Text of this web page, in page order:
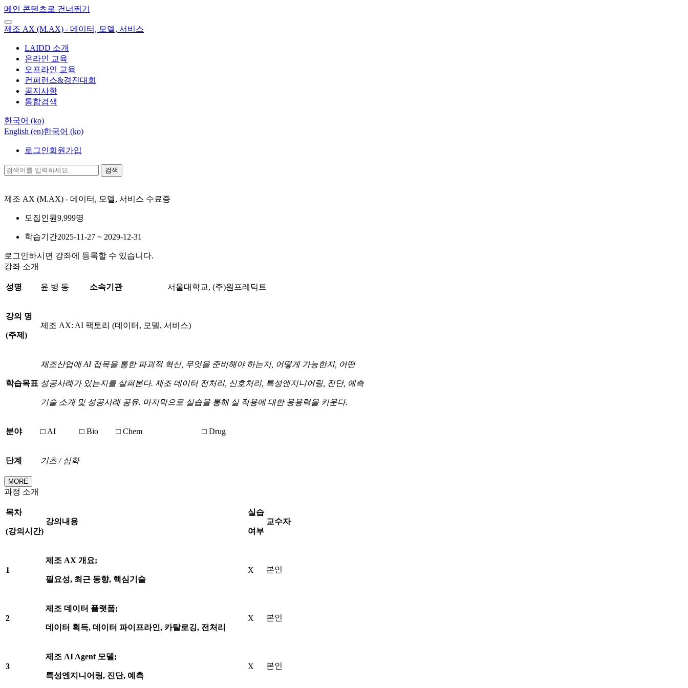
메인 콘텐츠로 건너뛰기
제조 AX (M.AX) - 데이터, 모델, 서비스
LAIDD 소개
온라인 교육
오프라인 교육
컨퍼런스&경진대회
공지사항
통합검색
한국어 ‎(ko)‎
English ‎(en)‎한국어 ‎(ko)‎
로그인회원가입
검색
제조 AX (M.AX) - 데이터, 모델, 서비스 수료증
모집인원9,999명
학습기간2025-11-27 ~ 2029-12-31
로그인하시면 강좌에 등록할 수 있습니다.
강좌 소개
성명 윤 병 동 소속기관 서울대학교, (주)원프레딕트
강의 명
(주제 )
제조 AX: AI 팩토리 (데이터, 모델, 서비스)
학습목표
제조산업에AI 접목을 통한 파괴적 혁신, 무엇을 준비해야 하는지, 어떻게 가능한지, 어떤
성공사례가 있는지를 살펴본다. 제조 데이터 전처리, 신호처리, 특성엔지니어링, 진단, 예측
기술 소개 및 성공사례 공유. 마지막으로 실습을 통해 실 적용에 대한 응용력을 키운다.
분야 □ AI □ Bio □ Chem □ Drug
단계 기초 / 심화
MORE
과정 소개
목차
(강의시간)
강의내용
실습
여부
교수자
1
제조 AX 개요;
필요성, 최근 동향, 핵심기술
X 본인
2
제조 데이터 플랫폼;
데이터 획득, 데이터 파이프라인, 카탈로깅, 전처리
X 본인
3
제조 AI Agent 모델 ;
특성엔지니어링, 진단, 예측
X 본인